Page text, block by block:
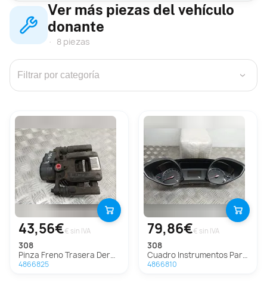
Ver más piezas del vehículo
donante
8 piezas
›
43,56€€ sin IVA
308
Pinza Freno Trasera Derecha Para Peugeot 308
4866825
79,86€€ sin IVA
308
Cuadro Instrumentos Para Peugeot 308
4866810